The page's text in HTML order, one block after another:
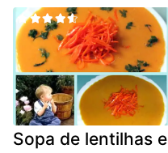
Sopa de lentilhas e